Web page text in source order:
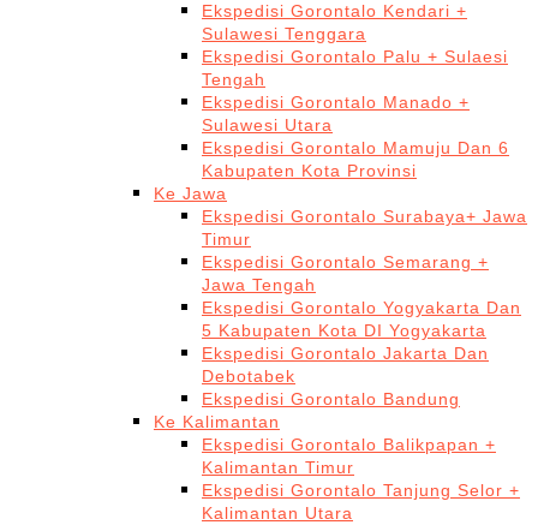
Ekspedisi Gorontalo Kendari +
Sulawesi Tenggara
Ekspedisi Gorontalo Palu + Sulaesi
Tengah
Ekspedisi Gorontalo Manado +
Sulawesi Utara
Ekspedisi Gorontalo Mamuju Dan 6
Kabupaten Kota Provinsi
Ke Jawa
Ekspedisi Gorontalo Surabaya+ Jawa
Timur
Ekspedisi Gorontalo Semarang +
Jawa Tengah
Ekspedisi Gorontalo Yogyakarta Dan
5 Kabupaten Kota DI Yogyakarta
Ekspedisi Gorontalo Jakarta Dan
Debotabek
Ekspedisi Gorontalo Bandung
Ke Kalimantan
Ekspedisi Gorontalo Balikpapan +
Kalimantan Timur
Ekspedisi Gorontalo Tanjung Selor +
Kalimantan Utara